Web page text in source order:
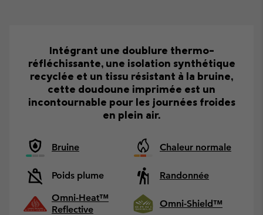
Intégrant une doublure thermo-
réfléchissante, une isolation synthétique
recyclée et un tissu résistant à la bruine,
cette doudoune imprimée est un
incontournable pour les journées froides
en plein air.
Bruine Chaleur normale
Poids plume
Randonnée
Omni-Heat™
Reflective
Omni-Shield™